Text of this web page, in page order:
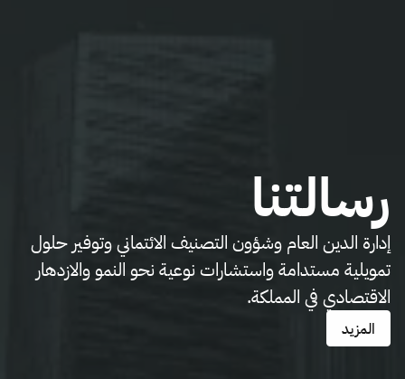
رسالتنا
إدارة الدين العام وشؤون التصنيف الائتماني وتوفير حلول
تمويلية مستدامة واستشارات نوعية نحو النمو والازدهار
الاقتصادي في المملكة.
المزيد